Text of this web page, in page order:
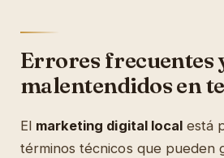
Errores frecuentes
malentendidos en
El marketing digital localestá
términos técnicos que pueden